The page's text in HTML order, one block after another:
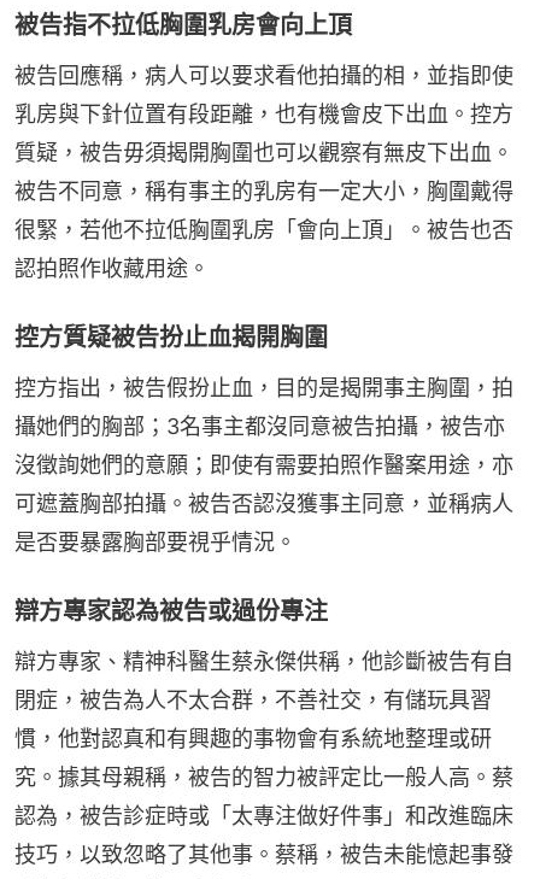
被告指不拉低胸圍乳房會向上頂
被告回應稱，病人可以要求看他拍攝的相，並指即使
乳房與下針位置有段距離，也有機會皮下出血。控方
質疑，被告毋須揭開胸圍也可以觀察有無皮下出血。
被告不同意，稱有事主的乳房有一定大小，胸圍戴得
很緊，若他不拉低胸圍乳房「會向上頂」。被告也否
認拍照作收藏用途。
控方質疑被告扮止血揭開胸圍
控方指出，被告假扮止血，目的是揭開事主胸圍，拍
攝她們的胸部；3名事主都沒同意被告拍攝，被告亦
沒徵詢她們的意願；即使有需要拍照作醫案用途，亦
可遮蓋胸部拍攝。被告否認沒獲事主同意，並稱病人
是否要暴露胸部要視乎情況。
辯方專家認為被告或過份專注
辯方專家、精神科醫生蔡永傑供稱，他診斷被告有自
閉症，被告為人不太合群，不善社交，有儲玩具習
慣，他對認真和有興趣的事物會有系統地整理或研
究。據其母親稱，被告的智力被評定比一般人高。蔡
認為，被告診症時或「太專注做好件事」和改進臨床
技巧，以致忽略了其他事。蔡稱，被告未能憶起事發